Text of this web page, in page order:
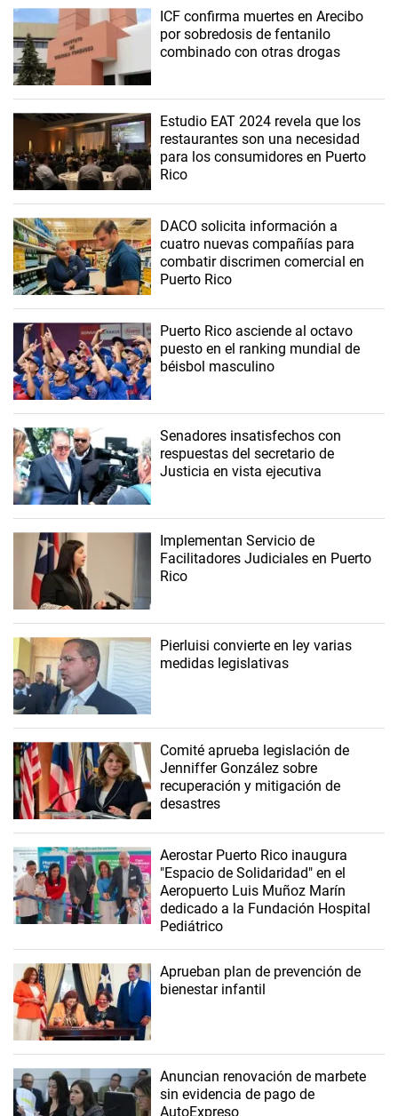
ICF confirma muertes en Arecibo
por sobredosis de fentanilo
combinado con otras drogas
Estudio EAT 2024 revela que los
restaurantes son una necesidad
para los consumidores en Puerto
Rico
DACO solicita información a
cuatro nuevas compañías para
combatir discrimen comercial en
Puerto Rico
Puerto Rico asciende al octavo
puesto en el ranking mundial de
béisbol masculino
Senadores insatisfechos con
respuestas del secretario de
Justicia en vista ejecutiva
Implementan Servicio de
Facilitadores Judiciales en Puerto
Rico
Pierluisi convierte en ley varias
medidas legislativas
Comité aprueba legislación de
Jenniffer González sobre
recuperación y mitigación de
desastres
Aerostar Puerto Rico inaugura
"Espacio de Solidaridad" en el
Aeropuerto Luis Muñoz Marín
dedicado a la Fundación Hospital
Pediátrico
Aprueban plan de prevención de
bienestar infantil
Anuncian renovación de marbete
sin evidencia de pago de
AutoExpreso